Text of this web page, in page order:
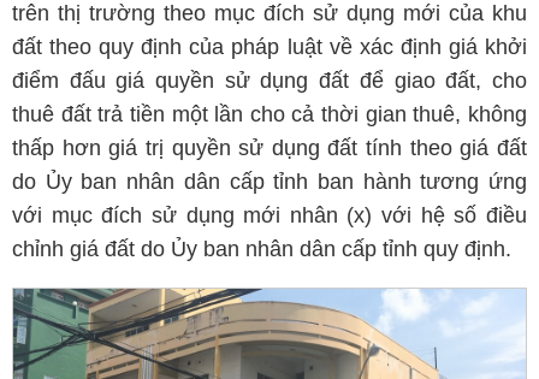
trên thị trường theo mục đích sử dụng mới của khu
đất theo quy định của pháp luật về xác định giá khởi
điểm đấu giá quyền sử dụng đất để giao đất, cho
thuê đất trả tiền một lần cho cả thời gian thuê, không
thấp hơn giá trị quyền sử dụng đất tính theo giá đất
do Ủy ban nhân dân cấp tỉnh ban hành tương ứng
với mục đích sử dụng mới nhân (x) với hệ số điều
chỉnh giá đất do Ủy ban nhân dân cấp tỉnh quy định.